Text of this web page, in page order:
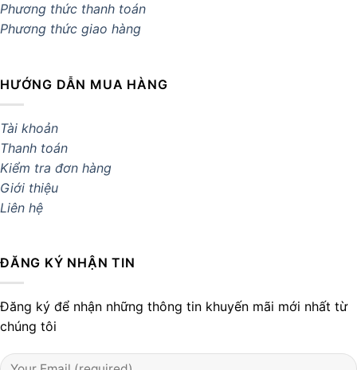
Phương thức thanh toán
Phương thức giao hàng
HƯỚNG DẪN MUA HÀNG
Tài khoản
Thanh toán
Kiểm tra đơn hàng
Giới thiệu
Liên hệ
ĐĂNG KÝ NHẬN TIN
Đăng ký để nhận những thông tin khuyến mãi mới nhất từ
chúng tôi